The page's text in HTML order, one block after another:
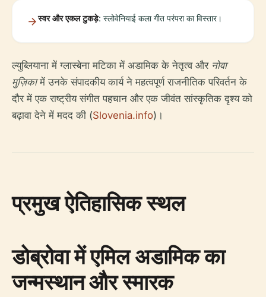
स्वर और एकल टुकड़े: स्लोवेनियाई कला गीत परंपरा का विस्तार।
ल्युब्लियाना में ग्लास्बेना मटिका में अडामिक के नेतृत्व और नोवा
मुज़िकामें उनके संपादकीय कार्य ने महत्वपूर्ण राजनीतिक परिवर्तन के
दौर में एक राष्ट्रीय संगीत पहचान और एक जीवंत सांस्कृतिक दृश्य को
बढ़ावा देने में मदद की (Slovenia.info)।
प्रमुख ऐतिहासिक स्थल
डोब्रोवा में एमिल अडामिक का
जन्मस्थान और स्मारक